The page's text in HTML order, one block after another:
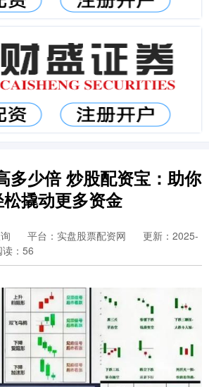
多少倍 炒股配资宝：助你
撬动更多资金
平台：实盘股票配资网
更新：2025-
读：56